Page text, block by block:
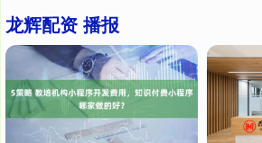
龙辉配资 播报